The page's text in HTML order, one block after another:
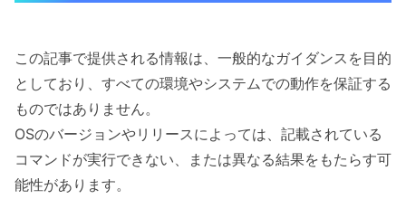
この記事で提供される情報は、一般的なガイダンスを目的
としており、すべての環境やシステムでの動作を保証する
ものではありません。
OSのバージョンやリリースによっては、記載されている
コマンドが実行できない、または異なる結果をもたらす可
能性があります。